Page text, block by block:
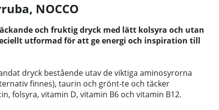
, NOCCO
och fruktig dryck med lätt kolsyra och utan
utformad för att ge energi och inspiration till
dryck bestående utav de viktiga aminosyrorna
finnes), taurin och grönt-te och täcker
folsyra, vitamin D, vitamin B6 och vitamin B12.